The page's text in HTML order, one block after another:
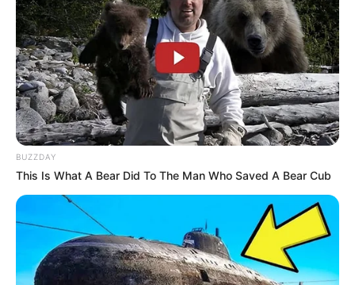
BUZZDAY
This Is What A Bear Did To The Man Who Saved A Bear Cub